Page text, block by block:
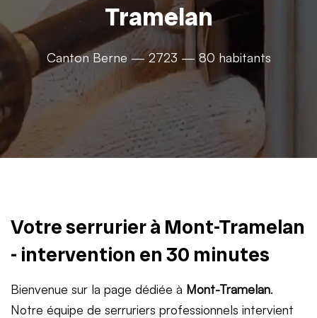
Tramelan
Canton Berne — 2723 — 80 habitants
Votre serrurier à Mont-Tramelan
- intervention en 30 minutes
Bienvenue sur la page dédiée à Mont-Tramelan.
Notre équipe de serruriers professionnels intervient